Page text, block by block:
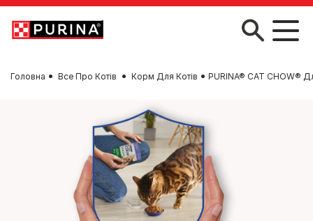
Skip to main content
Головна Все Про Котів Корм Для Котів PURINA® CAT CHOW®